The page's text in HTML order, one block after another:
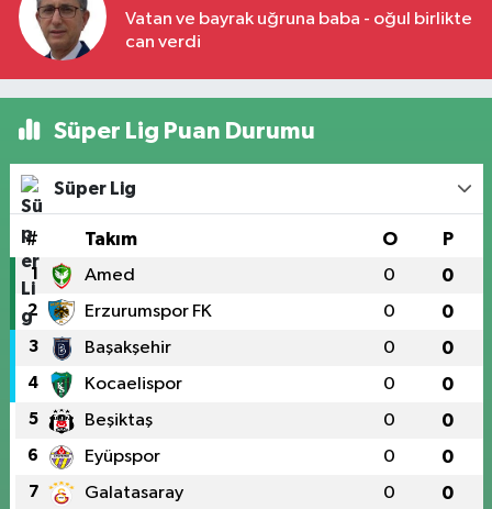
Vatan ve bayrak uğruna baba - oğul birlikte
can verdi
Süper Lig Puan Durumu
Süper Lig
# Takım O P
1 Amed 0 0
2 Erzurumspor FK 0 0
3 Başakşehir 0 0
4 Kocaelispor 0 0
5 Beşiktaş 0 0
6 Eyüpspor 0 0
7 Galatasaray 0 0